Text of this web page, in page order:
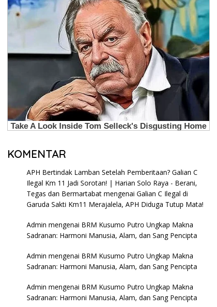
KOMENTAR
APH Bertindak Lamban Setelah Pemberitaan? Galian C
Ilegal Km 11 Jadi Sorotan! | Harian Solo Raya - Berani,
Tegas dan Bermartabat mengenai Galian C Ilegal di
Garuda Sakti Km11 Merajalela, APH Diduga Tutup Mata!
Admin mengenai BRM Kusumo Putro Ungkap Makna
Sadranan: Harmoni Manusia, Alam, dan Sang Pencipta
Admin mengenai BRM Kusumo Putro Ungkap Makna
Sadranan: Harmoni Manusia, Alam, dan Sang Pencipta
Admin mengenai BRM Kusumo Putro Ungkap Makna
Sadranan: Harmoni Manusia, Alam, dan Sang Pencipta